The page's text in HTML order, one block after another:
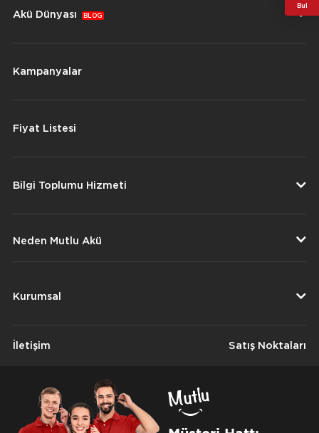
Bul
Akü Dünyası BLOG
Kampanyalar
Fiyat Listesi
Bilgi Toplumu Hizmeti
Neden Mutlu Akü
Kurumsal
İletişim Satış Noktaları